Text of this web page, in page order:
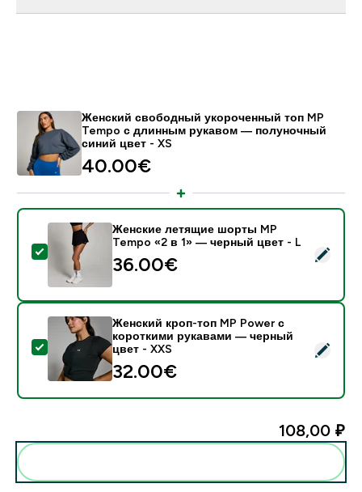
Женский свободный укороченный топ MP
Tempo с длинным рукавом ― полуночный
синий цвет - XS
40.00€‎
- Женские летящие шорты MP Tempo «2 в 1» —
Женские летящие шорты MP
Tempo «2 в 1» — черный цвет - L
36.00€‎
- Женский кроп-топ MP Power с короткими
Женский кроп-топ MP Power с
короткими рукавами — черный
цвет - XXS
32.00€‎
108,00 ₽‎